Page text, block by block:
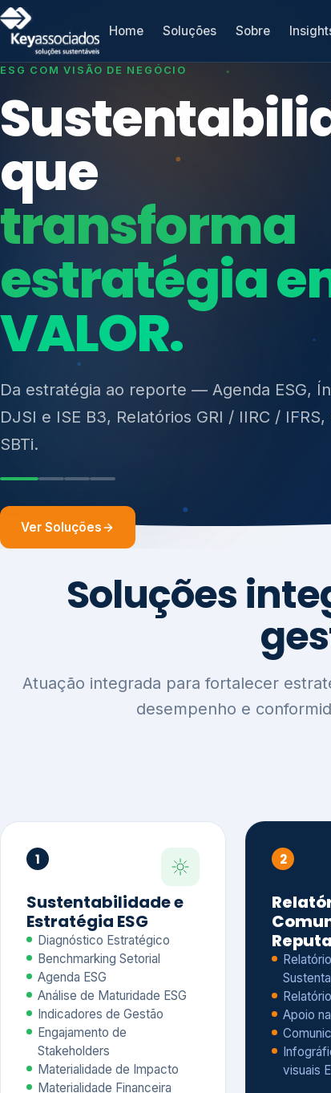
Home Soluções Sobre
SISTEMAS DE GESTÃO OTIMIZADOS E INTEGRADOS
que
protege seu
negócio.
Consultoria, auditoria e treinamentos em
ISO 27701, ISO 42001, ISO 37001, ISO 9001,
14001, ISO 45001, ONA e PNQ — Gestão
sólidos (PGRS/PMGRS).
Índices de Mercado
Reputação e Cadeia
Ver Soluções
Soluções
Atuação integrada para fortalecer
desempenho e
1
Sustentabilidade e
Estratégia ESG
Diagnóstico Estratégico
Benchmarking Setorial
Agenda ESG
Análise de Maturidade ESG
Indicadores de Gestão
Engajamento de
Stakeholders
Materialidade de Impacto
Materialidade Financeira
2
Apoio
visuais